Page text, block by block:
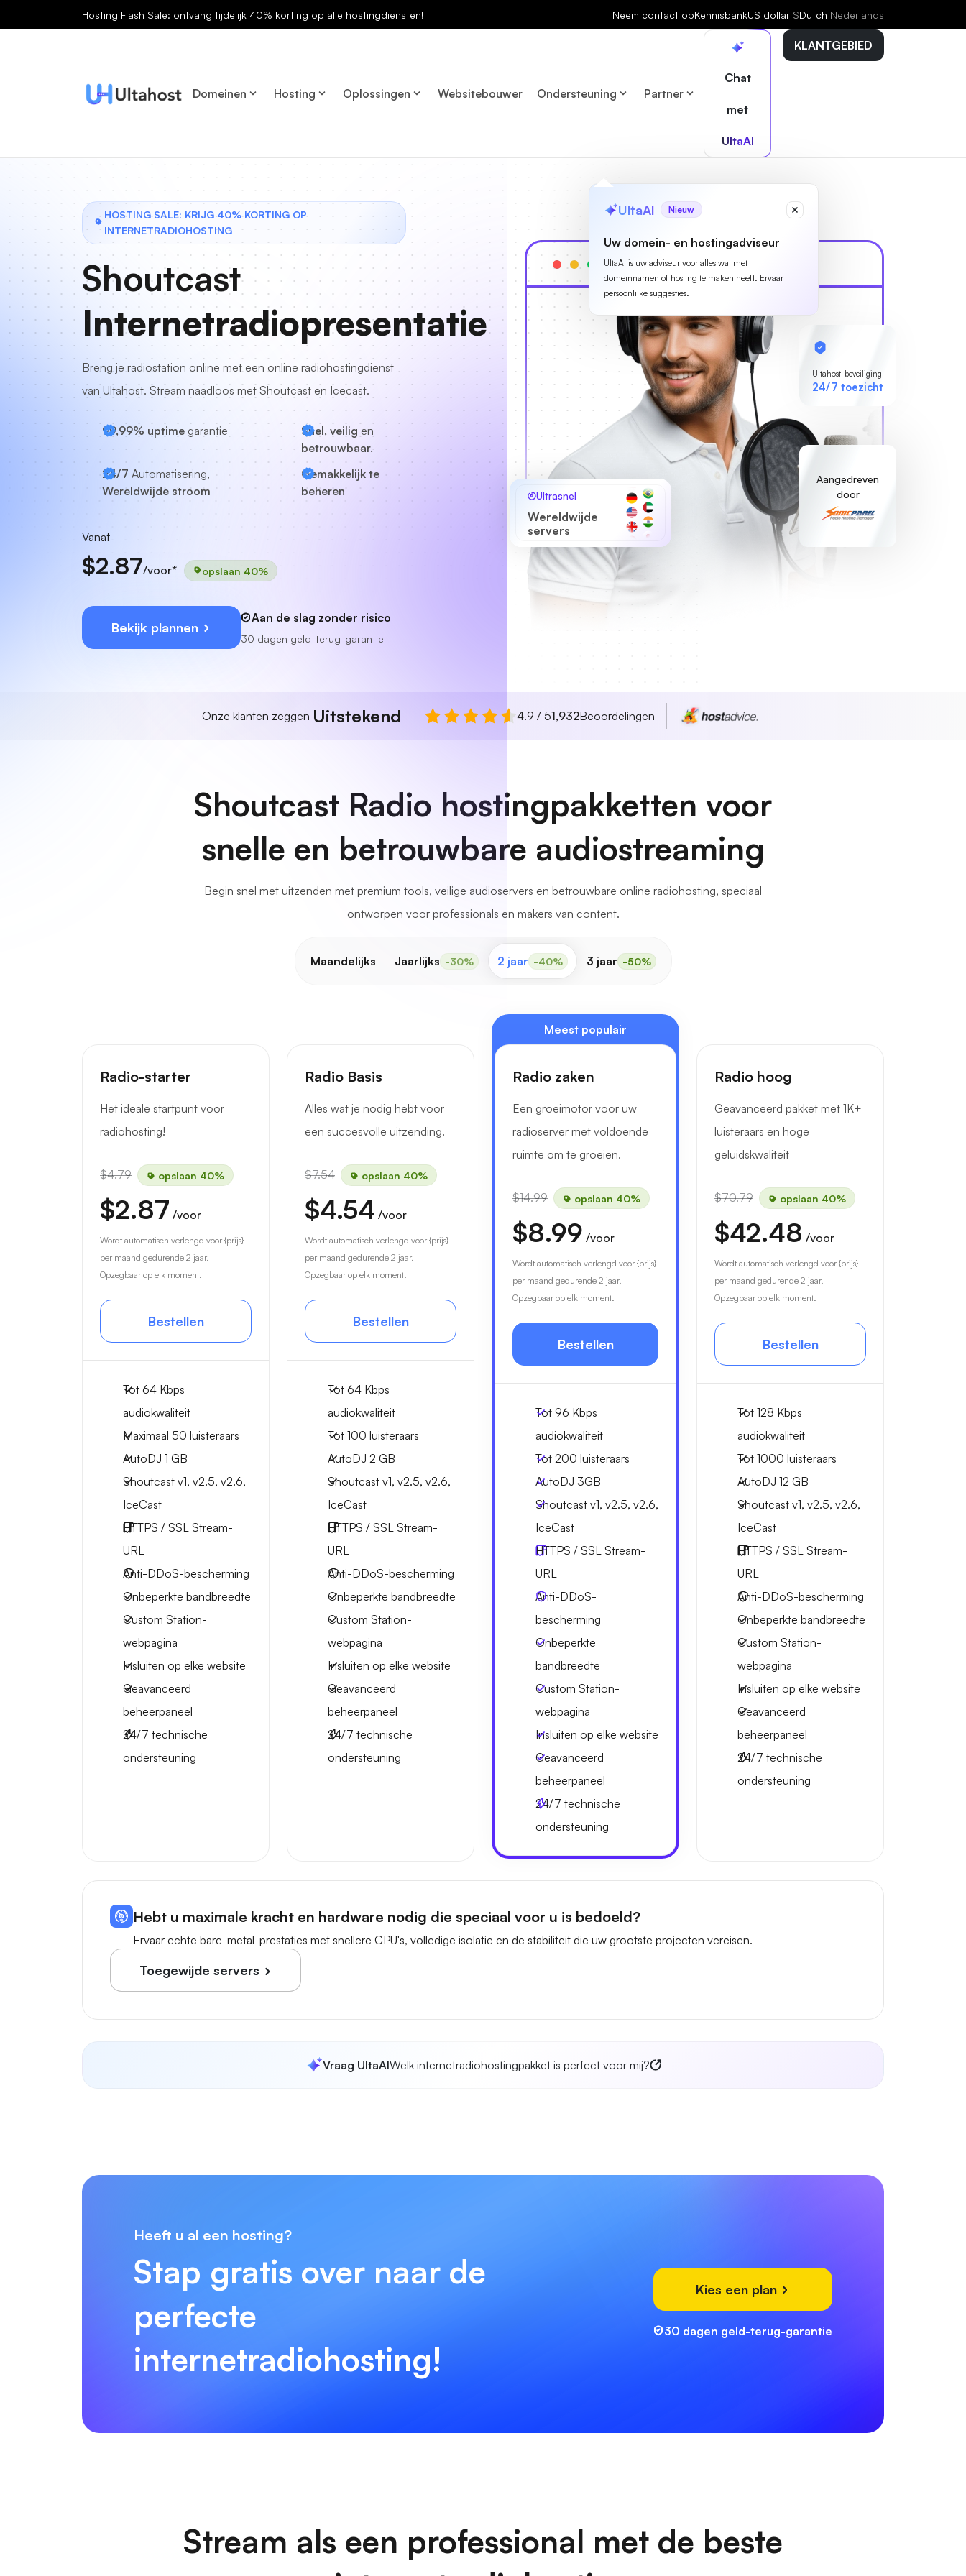
Hosting Flash Sale: ontvang tijdelijk 40% korting op alle hostingdiensten! Neem contact opKennisbankUS dollar $Dutch Nederlands
Domeinen Hosting Oplossingen Websitebouwer Ondersteuning Partner
Chat
met
UltaAI
UltaAI Nieuw
Uw domein- en hostingadviseur
UltaAI is uw adviseur voor alles wat met
domeinnamen of hosting te maken heeft. Ervaar
persoonlijke suggesties.
KLANTGEBIED
HOSTING SALE: KRIJG 40% KORTING OP
INTERNETRADIOHOSTING
Shoutcast
Internetradiopresentatie
Breng je radiostation online met een online radiohostingdienst
van Ultahost. Stream naadloos met Shoutcast en Icecast.
99,99% uptime garantie Snel, veilig en
betrouwbaar.
24/7 Automatisering,
Wereldwijde stroom
Gemakkelijk te
beheren
Vanaf
$2.87/voor* opslaan 40%
Bekijk plannen
Aan de slag zonder risico
30 dagen geld-terug-garantie
Ultahost-beveiliging
24/7 toezicht
Ultrasnel
Wereldwijde
servers
Aangedreven
door
Onze klanten zeggen Uitstekend 4.9 / 51,932Beoordelingen
Shoutcast Radio hostingpakketten voor
snelle en betrouwbare audiostreaming
Begin snel met uitzenden met premium tools, veilige audioservers en betrouwbare online radiohosting, speciaal
ontworpen voor professionals en makers van content.
Maandelijks Jaarlijks -30% 2 jaar -40% 3 jaar -50%
Radio-starter
Het ideale startpunt voor
radiohosting!
$4.79 opslaan 40%
$2.87 /voor
Wordt automatisch verlengd voor {prijs}
per maand gedurende 2 jaar.
Opzegbaar op elk moment.
Bestellen
Tot 64 Kbps
audiokwaliteit
Maximaal 50 luisteraars
AutoDJ 1 GB
Shoutcast v1, v2.5, v2.6,
IceCast
HTTPS / SSL Stream-
URL
Anti-DDoS-bescherming
Onbeperkte bandbreedte
Custom Station-
webpagina
Insluiten op elke website
Geavanceerd
beheerpaneel
24/7 technische
ondersteuning
Radio Basis
Alles wat je nodig hebt voor
een succesvolle uitzending.
$7.54 opslaan 40%
$4.54 /voor
Wordt automatisch verlengd voor {prijs}
per maand gedurende 2 jaar.
Opzegbaar op elk moment.
Bestellen
Tot 64 Kbps
audiokwaliteit
Tot 100 luisteraars
AutoDJ 2 GB
Shoutcast v1, v2.5, v2.6,
IceCast
HTTPS / SSL Stream-
URL
Anti-DDoS-bescherming
Onbeperkte bandbreedte
Custom Station-
webpagina
Insluiten op elke website
Geavanceerd
beheerpaneel
24/7 technische
ondersteuning
Meest populair
Radio zaken
Een groeimotor voor uw
radioserver met voldoende
ruimte om te groeien.
$14.99 opslaan 40%
$8.99 /voor
Wordt automatisch verlengd voor {prijs}
per maand gedurende 2 jaar.
Opzegbaar op elk moment.
Bestellen
Tot 96 Kbps
audiokwaliteit
Tot 200 luisteraars
AutoDJ 3GB
Shoutcast v1, v2.5, v2.6,
IceCast
HTTPS / SSL Stream-
URL
Anti-DDoS-
bescherming
Onbeperkte
bandbreedte
Custom Station-
webpagina
Insluiten op elke website
Geavanceerd
beheerpaneel
24/7 technische
ondersteuning
Radio hoog
Geavanceerd pakket met 1K+
luisteraars en hoge
geluidskwaliteit
$70.79 opslaan 40%
$42.48 /voor
Wordt automatisch verlengd voor {prijs}
per maand gedurende 2 jaar.
Opzegbaar op elk moment.
Bestellen
Tot 128 Kbps
audiokwaliteit
Tot 1000 luisteraars
AutoDJ 12 GB
Shoutcast v1, v2.5, v2.6,
IceCast
HTTPS / SSL Stream-
URL
Anti-DDoS-bescherming
Onbeperkte bandbreedte
Custom Station-
webpagina
Insluiten op elke website
Geavanceerd
beheerpaneel
24/7 technische
ondersteuning
Hebt u maximale kracht en hardware nodig die speciaal voor u is bedoeld?
Ervaar echte bare-metal-prestaties met snellere CPU's, volledige isolatie en de stabiliteit die uw grootste projecten vereisen.
Toegewijde servers
Vraag UltaAIWelk internetradiohostingpakket is perfect voor mij?
Heeft u al een hosting?
Stap gratis over naar de
perfecte
internetradiohosting!
Kies een plan
30 dagen geld-terug-garantie
Stream als een professional met de beste